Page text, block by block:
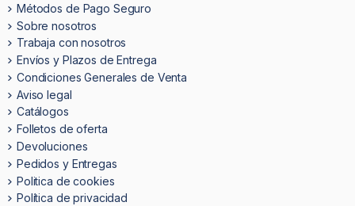
Métodos de Pago Seguro
Sobre nosotros
Trabaja con nosotros
Envíos y Plazos de Entrega
Condiciones Generales de Venta
Aviso legal
Catálogos
Folletos de oferta
Devoluciones
Pedidos y Entregas
Politica de cookies
Política de privacidad